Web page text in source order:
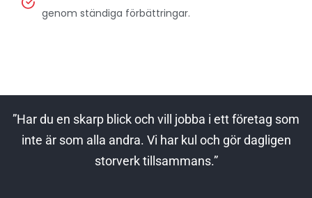
genom ständiga förbättringar.
”Har du en skarp blick och vill jobba i ett företag som
inte är som alla andra. Vi har kul och gör dagligen
storverk tillsammans.”